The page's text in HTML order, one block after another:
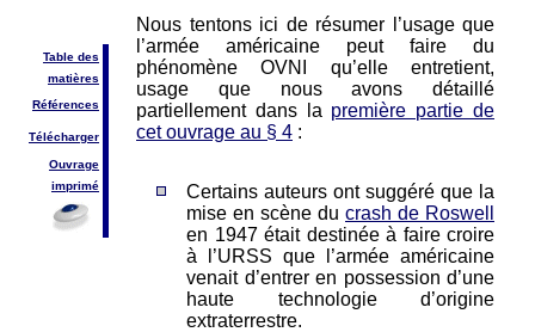
Table des
matières
Références
Télécharger
Ouvrage
imprimé
Nous tentons ici de résumer l’usage que
l’armée américaine peut faire du
phénomène OVNI qu’elle entretient,
usage que nous avons détaillé
partiellement dans la première partie de
cet ouvrage au § 4 :
Certains auteurs ont suggéré que la
mise en scène du crash de Roswell
en 1947 était destinée à faire croire
à l’URSS que l’armée américaine
venait d’entrer en possession d’une
haute technologie d’origine
extraterrestre.